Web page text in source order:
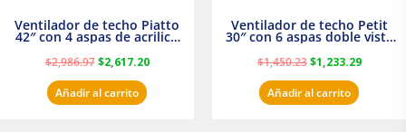
Ventilador de techo Piatto
42″ con 4 aspas de acrilico
transparente
$2,986.97 $2,617.20
Añadir al carrito
Ventilador de techo Petit
30″ con 6 aspas doble vista
Satinado Masterfan
$1,450.23 $1,233.29
Añadir al carrito